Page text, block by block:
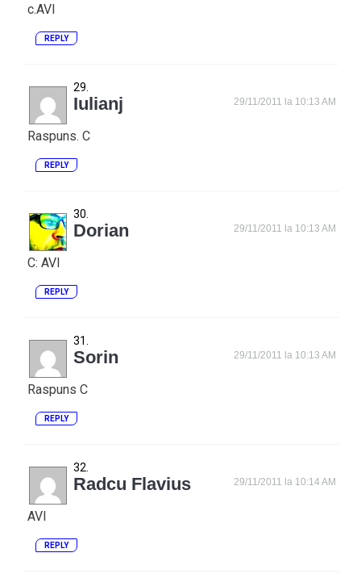
c.AVI
REPLY
Iulianj 29/11/2011 la 10:13 AM
Raspuns. C
REPLY
Dorian 29/11/2011 la 10:13 AM
C: AVI
REPLY
Sorin 29/11/2011 la 10:13 AM
Raspuns C
REPLY
Radcu Flavius 29/11/2011 la 10:14 AM
AVI
REPLY